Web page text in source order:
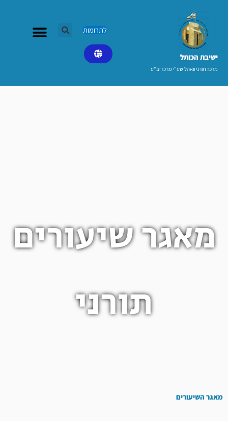
ישיבת הכותל​
מרכז תורני וואהל שע"י מרכז יב"ע
לתרומות
מאגר שיעורים
תורני
מאגר השיעורים